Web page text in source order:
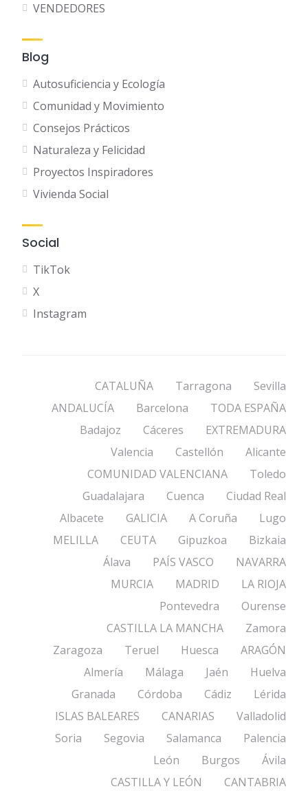
VENDEDORES
Blog
Autosuficiencia y Ecología
Comunidad y Movimiento
Consejos Prácticos
Naturaleza y Felicidad
Proyectos Inspiradores
Vivienda Social
Social
TikTok
X
Instagram
CATALUÑA Tarragona
Sevilla
ANDALUCÍA
Barcelona
TODA ESPAÑA
Badajoz
Cáceres
EXTREMADURA
Valencia
Castellón
Alicante
COMUNIDAD VALENCIANA
Toledo
Guadalajara
Cuenca
Ciudad Real
Albacete
GALICIA A Coruña
Lugo
MELILLA
CEUTA Gipuzkoa
Bizkaia
Álava
PAÍS VASCO
NAVARRA
MURCIA
MADRID
LA RIOJA
Pontevedra
Ourense
CASTILLA LA MANCHA
Zamora
Zaragoza
Teruel Huesca
ARAGÓN
Almería
Málaga Jaén
Huelva
Granada
Córdoba Cádiz
Lérida
ISLAS BALEARES
CANARIAS
Valladolid
Soria
Segovia Salamanca
Palencia
León
Burgos
Ávila
CASTILLA Y LEÓN
CANTABRIA